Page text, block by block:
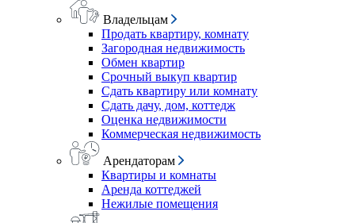
Владельцам
Продать квартиру, комнату
Загородная недвижимость
Обмен квартир
Срочный выкуп квартир
Сдать квартиру или комнату
Сдать дачу, дом, коттедж
Оценка недвижимости
Коммерческая недвижимость
Арендаторам
Квартиры и комнаты
Аренда коттеджей
Нежилые помещения